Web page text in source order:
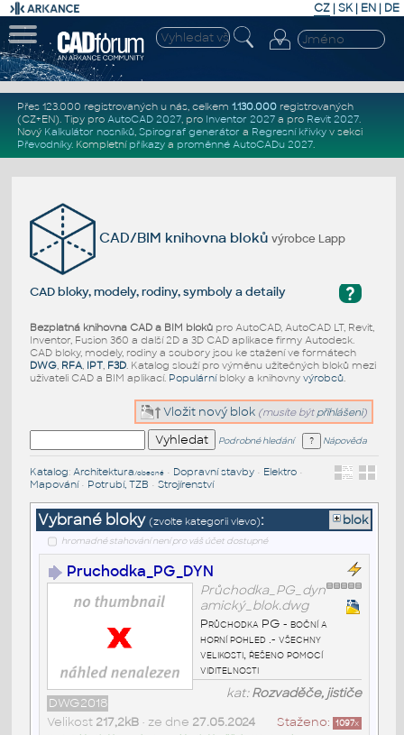
CZ | SK| EN | DE
Přes 123.000 registrovaných u nás, celkem 1.130.000registrovaných
(CZ+EN). Tipy pro AutoCAD 2027, pro Inventor 2027a pro Revit 2027.
Nový Kalkulátor nosníků, Spirograf generátor a Regresní křivkyv sekci
Převodníky. Kompletní příkazya proměnné AutoCADu 2027.
CAD/BIM knihovna blokůvýrobce Lapp
?
CAD bloky, modely, rodiny, symboly a detaily
Bezplatná knihovna CAD a BIM blokůpro AutoCAD, AutoCAD LT, Revit,
Inventor, Fusion 360 a další 2D a 3D CAD aplikace firmy Autodesk.
CAD bloky, modely, rodiny a soubory jsou ke stažení ve formátech
DWG, RFA, IPT, F3D. Katalog slouží pro výměnu užitečných bloků mezi
uživateli CAD a BIM aplikací. Populárníbloky a knihovny výrobců.
Vložit nový blok (musíte být přihlášeni)
Podrobné hledání Nápověda
Katalog: Architektura/obecné• Dopravní stavby• Elektro•
Mapování• Potrubí, TZB • Strojírenství
Vybrané bloky (zvolte kategorii vlevo): blok
hromadné stahování není pro váš účet dostupné
Pruchodka_PG_DYN
Průchodka_PG_dyn
amický_blok.dwg
Průchodka PG - boční a
horní pohled .- všechny
velikosti, řešeno pomocí
viditelnosti
kat:Rozvaděče, jističe
DWG2018
Staženo: 1097x
Velikost 217,2kB• ze dne 27.05.2024